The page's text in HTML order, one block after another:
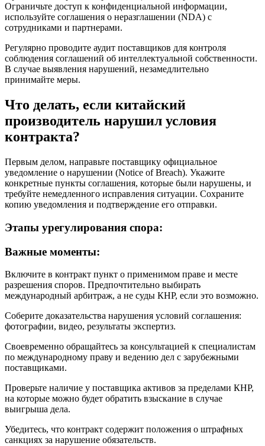
Ограничьте доступ к конфиденциальной информации,
используйте соглашения о неразглашении (NDA) с
сотрудниками и партнерами.
Регулярно проводите аудит поставщиков для контроля
соблюдения соглашений об интеллектуальной собственности.
В случае выявления нарушений, незамедлительно
принимайте меры.
Что делать, если китайский
производитель нарушил условия
контракта?
Первым делом, направьте поставщику официальное
уведомление о нарушении (Notice of Breach). Укажите
конкретные пункты соглашения, которые были нарушены, и
требуйте немедленного исправления ситуации. Сохраните
копию уведомления и подтверждение его отправки.
Этапы урегулирования спора:
Важные моменты:
Включите в контракт пункт о применимом праве и месте
разрешения споров. Предпочтительно выбирать
международный арбитраж, а не суды КНР, если это возможно.
Соберите доказательства нарушения условий соглашения:
фотографии, видео, результаты экспертиз.
Своевременно обращайтесь за консультацией к специалистам
по международному праву и ведению дел с зарубежными
поставщиками.
Проверьте наличие у поставщика активов за пределами КНР,
на которые можно будет обратить взыскание в случае
выигрыша дела.
Убедитесь, что контракт содержит положения о штрафных
санкциях за нарушение обязательств.